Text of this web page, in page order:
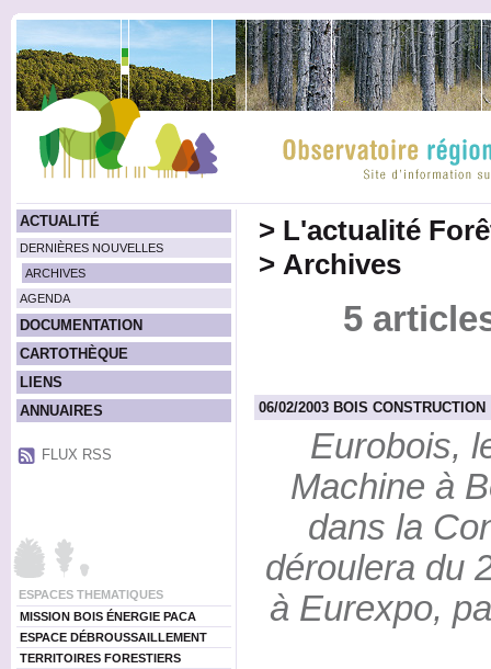
ACTUALITÉ
DERNIÈRES NOUVELLES
ARCHIVES
AGENDA
DOCUMENTATION
CARTOTHÈQUE
LIENS
ANNUAIRES
FLUX RSS
ESPACES THEMATIQUES
MISSION BOIS ÉNERGIE PACA
ESPACE DÉBROUSSAILLEMENT
TERRITOIRES FORESTIERS
> L'actualité
> Archives
5
06/02/2003 BOIS
Eurobois,
Machine à
dans la
déroulera du
à Eurexpo,